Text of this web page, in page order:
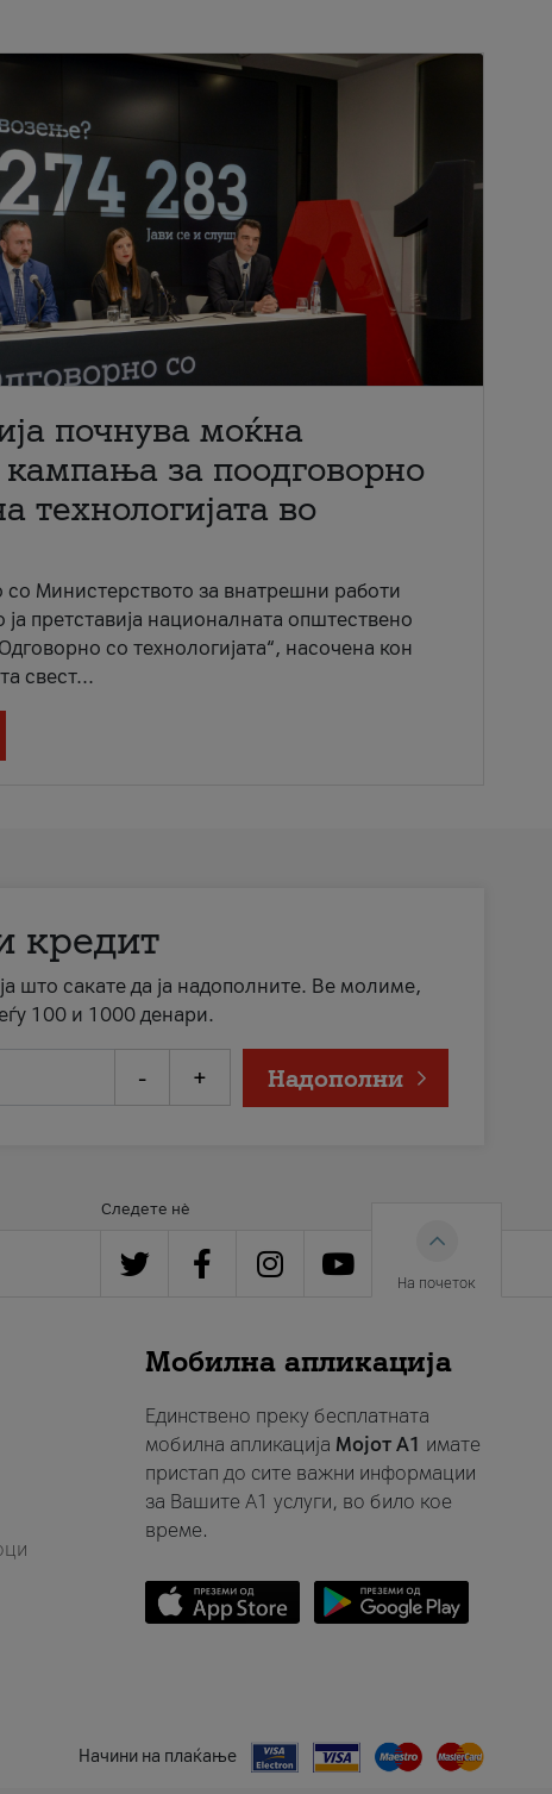
почнува моќна
за поодговорно
технологијата во
со Министерството за внатрешни работи
претставија националната општествено
со технологијата“, насочена кон
свест...
кредит
што сакате да ја надополните. Ве молиме,
100 и 1000 денари.
- + Надополни
Следете нè
На почеток
Мобилна апликација
Единствено преку бесплатната
мобилна апликација Мојот A1 имате
пристап до сите важни информации
за Вашите A1 услуги, во било кое
време.
Начини на плаќање